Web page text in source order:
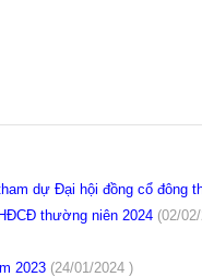
dự Đại hội đồng cổ đông
thường niên 2024 (02/
2023 (24/01/2024 )